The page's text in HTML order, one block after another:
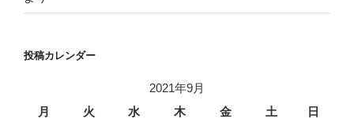
投稿カレンダー
2021年9月
月
火 水 木 金 土 日